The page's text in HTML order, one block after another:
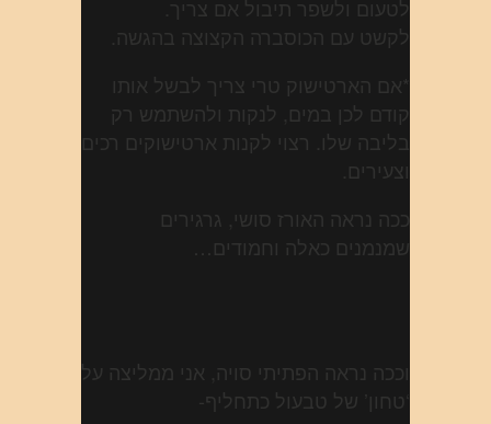
לטעום ולשפר תיבול אם צריך.
לקשט עם הכוסברה הקצוצה בהגשה.
*אם הארטישוק טרי צריך לבשל אותו
קודם לכן במים, לנקות ולהשתמש רק
בליבה שלו. רצוי לקנות ארטישוקים רכים
וצעירים.
ככה נראה האורז סושי, גרגירים
שמנמנים כאלה וחמודים…
וככה נראה הפתיתי סויה, אני ממליצה על
‘טחון’ של טבעול כתחליף-